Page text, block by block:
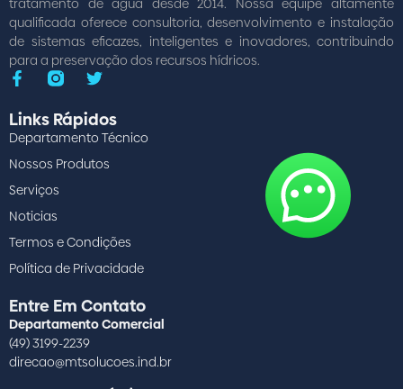
qualificada oferece consultoria, desenvolvimento e instalação
de sistemas eficazes, inteligentes e inovadores, contribuindo
para a preservação dos recursos hídricos.
Links Rápidos
Departamento Técnico
Nossos Produtos
Serviços
Noticias
Termos e Condições
Política de Privacidade
Entre Em Contato
Departamento Comercial
(49) 3199-2239
direcao@mtsolucoes.ind.br